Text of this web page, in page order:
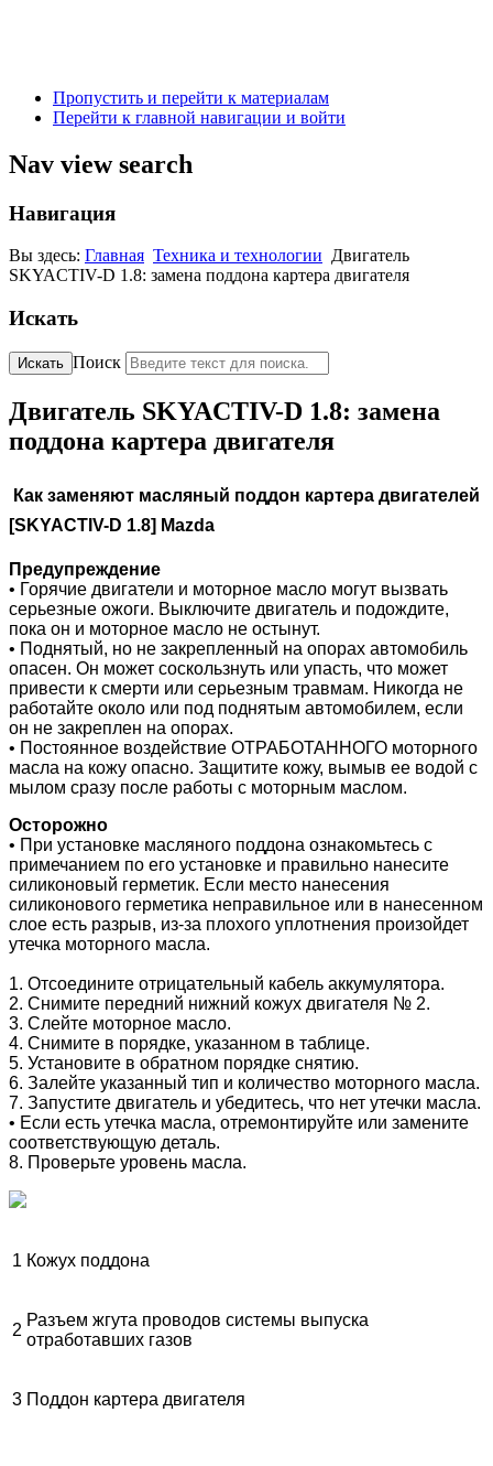
Пропустить и перейти к материалам
Перейти к главной навигации и войти
Nav view search
Навигация
Вы здесь: Главная Техника и технологии Двигатель
SKYACTIV-D 1.8: замена поддона картера двигателя
Искать
Искать Поиск
Двигатель SKYACTIV-D 1.8: замена
поддона картера двигателя
Как заменяют масляный поддон картера двигателей
[SKYACTIV-D 1.8] Mazda
Предупреждение
• Горячие двигатели и моторное масло могут вызвать
серьезные ожоги. Выключите двигатель и подождите,
пока он и моторное масло не остынут.
• Поднятый, но не закрепленный на опорах автомобиль
опасен. Он может соскользнуть или упасть, что может
привести к смерти или серьезным травмам. Никогда не
работайте около или под поднятым автомобилем, если
он не закреплен на опорах.
• Постоянное воздействие ОТРАБОТАННОГО моторного
масла на кожу опасно. Защитите кожу, вымыв ее водой с
мылом сразу после работы с моторным маслом.
Осторожно
• При установке масляного поддона ознакомьтесь с
примечанием по его установке и правильно нанесите
силиконовый герметик. Если место нанесения
силиконового герметика неправильное или в нанесенном
слое есть разрыв, из-за плохого уплотнения произойдет
утечка моторного масла.
1. Отсоедините отрицательный кабель аккумулятора.
2. Снимите передний нижний кожух двигателя № 2.
3. Слейте моторное масло.
4. Снимите в порядке, указанном в таблице.
5. Установите в обратном порядке снятию.
6. Залейте указанный тип и количество моторного масла.
7. Запустите двигатель и убедитесь, что нет утечки масла.
• Если есть утечка масла, отремонтируйте или замените
соответствующую деталь.
8. Проверьте уровень масла.
1 Кожух поддона
2
Разъем жгута проводов системы выпуска
отработавших газов
3 Поддон картера двигателя